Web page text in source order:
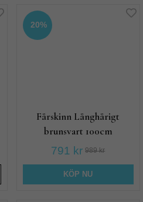
20%
Fårskinn Långhårigt
brunsvart 100cm
791 kr 989 kr
KÖP NU